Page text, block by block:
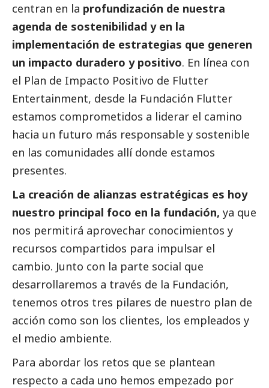
centran en la profundización de nuestra
agenda de sostenibilidad y en la
implementación de estrategias que generen
un impacto duradero y positivo. En línea con
el Plan de Impacto Positivo de Flutter
Entertainment, desde la Fundación Flutter
estamos comprometidos a liderar el camino
hacia un futuro más responsable y sostenible
en las comunidades allí donde estamos
presentes.
La creación de alianzas estratégicas es hoy
nuestro principal foco en la fundación, ya que
nos permitirá aprovechar conocimientos y
recursos compartidos para impulsar el
cambio. Junto con la parte social que
desarrollaremos a través de la Fundación,
tenemos otros tres pilares de nuestro plan de
acción como son los clientes, los empleados y
el medio ambiente.
Para abordar los retos que se plantean
respecto a cada uno hemos empezado por